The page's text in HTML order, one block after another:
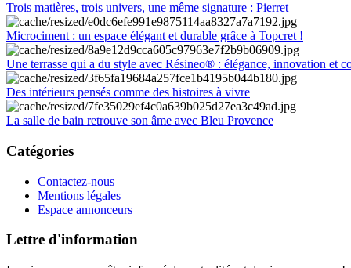
Trois matières, trois univers, une même signature : Pierret
Microciment : un espace élégant et durable grâce à Topcret !
Une terrasse qui a du style avec Résineo® : élégance, innovation et
Des intérieurs pensés comme des histoires à vivre
La salle de bain retrouve son âme avec Bleu Provence
Catégories
Contactez-nous
Mentions légales
Espace annonceurs
Lettre d'information